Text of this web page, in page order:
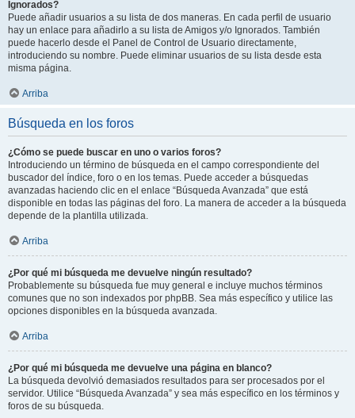
Ignorados?
Puede añadir usuarios a su lista de dos maneras. En cada perfil de usuario
hay un enlace para añadirlo a su lista de Amigos y/o Ignorados. También
puede hacerlo desde el Panel de Control de Usuario directamente,
introduciendo su nombre. Puede eliminar usuarios de su lista desde esta
misma página.
Arriba
Búsqueda en los foros
¿Cómo se puede buscar en uno o varios foros?
Introduciendo un término de búsqueda en el campo correspondiente del
buscador del índice, foro o en los temas. Puede acceder a búsquedas
avanzadas haciendo clic en el enlace “Búsqueda Avanzada” que está
disponible en todas las páginas del foro. La manera de acceder a la búsqueda
depende de la plantilla utilizada.
Arriba
¿Por qué mi búsqueda me devuelve ningún resultado?
Probablemente su búsqueda fue muy general e incluye muchos términos
comunes que no son indexados por phpBB. Sea más específico y utilice las
opciones disponibles en la búsqueda avanzada.
Arriba
¿Por qué mi búsqueda me devuelve una página en blanco?
La búsqueda devolvió demasiados resultados para ser procesados por el
servidor. Utilice “Búsqueda Avanzada” y sea más específico en los términos y
foros de su búsqueda.